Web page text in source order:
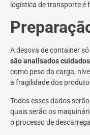
logística de transporte é
A desova de container
são analisados
como peso da carga,
a fragilidade dos
Todos esses dados
quais serão os
o processo de